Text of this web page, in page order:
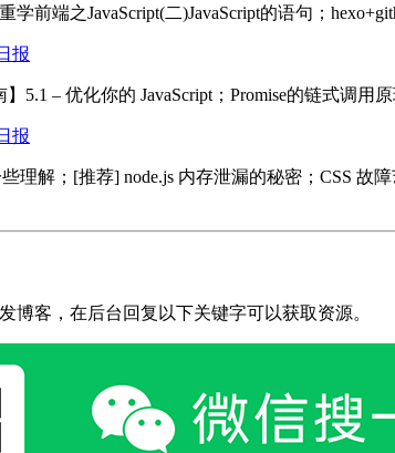
学前端之JavaScript(二)JavaScript的语句；
报
】5.1 – 优化你的 JavaScript；Promise的链式调用
报
理解；[推荐] node.js 内存泄漏的秘密；CSS 故
博客，在后台回复以下关键字可以获取资源。